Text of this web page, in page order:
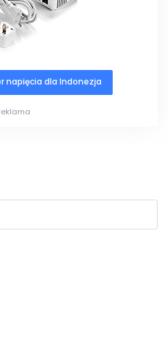
napięcia dla Indonezja